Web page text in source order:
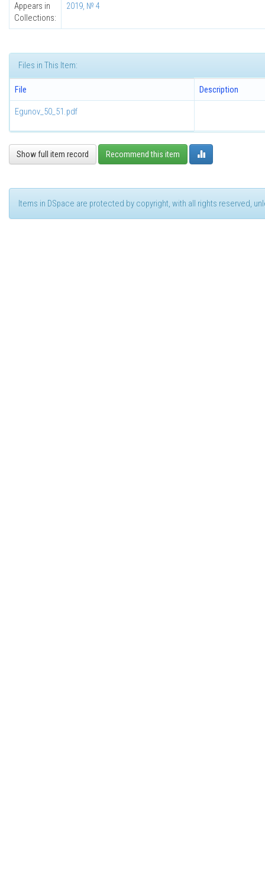
Appears in
Collections:
2019, № 4
Files in This Item:
File Description
Egunov_50_51.pdf
Show full item record Recommend this item
Items in DSpace are protected by copyright, with all rights reserved,